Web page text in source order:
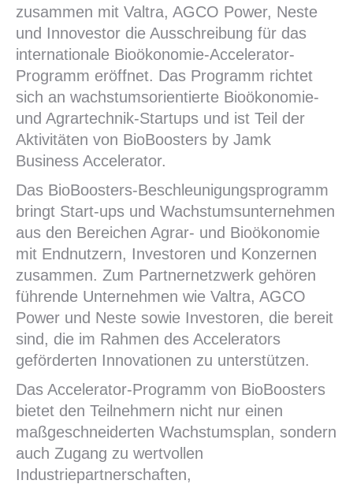
zusammen mit Valtra, AGCO Power, Neste
und Innovestor die Ausschreibung für das
internationale Bioökonomie-Accelerator-
Programm eröffnet. Das Programm richtet
sich an wachstumsorientierte Bioökonomie-
und Agrartechnik-Startups und ist Teil der
Aktivitäten von BioBoosters by Jamk
Business Accelerator.
Das BioBoosters-Beschleunigungsprogramm
bringt Start-ups und Wachstumsunternehmen
aus den Bereichen Agrar- und Bioökonomie
mit Endnutzern, Investoren und Konzernen
zusammen. Zum Partnernetzwerk gehören
führende Unternehmen wie Valtra, AGCO
Power und Neste sowie Investoren, die bereit
sind, die im Rahmen des Accelerators
geförderten Innovationen zu unterstützen.
Das Accelerator-Programm von BioBoosters
bietet den Teilnehmern nicht nur einen
maßgeschneiderten Wachstumsplan, sondern
auch Zugang zu wertvollen
Industriepartnerschaften,